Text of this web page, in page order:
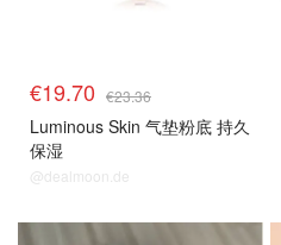
€19.70 €23.36
Luminous Skin 气垫粉底 持久
保湿
@dealmoon.de